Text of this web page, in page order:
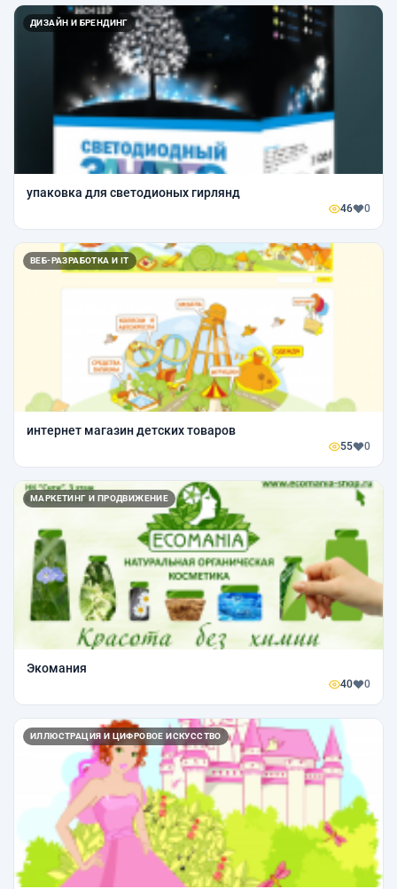
ДИЗАЙН И БРЕНДИНГ
упаковка для светодионых гирлянд
46 0
ВЕБ-РАЗРАБОТКА И IT
интернет магазин детских товаров
55 0
МАРКЕТИНГ И ПРОДВИЖЕНИЕ
Экомания
40 0
ИЛЛЮСТРАЦИЯ И ЦИФРОВОЕ ИСКУССТВО